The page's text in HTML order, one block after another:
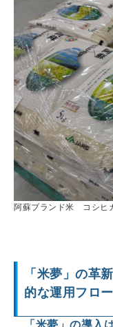
阿蘇ブランド米 コシヒ
「米夢」の革
的な運用フロー